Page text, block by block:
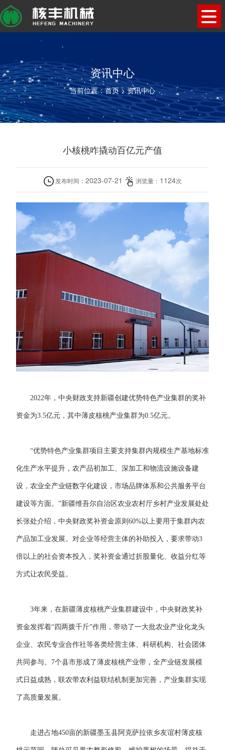
资讯中心
当前位置：首页>资讯中心
小核桃咋撬动百亿元产值
发布时间： 2023-07-21 浏览量： 1124次
2022年，中央财政支持新疆创建优势特色产业集群的奖补
资金为3.5亿元，其中薄皮核桃产业集群为0.5亿元。
“优势特色产业集群项目主要支持集群内规模生产基地标准
化生产水平提升，农产品初加工、深加工和物流设施设备建
设，农业全产业链数字化建设，市场品牌体系和公共服务平台
建设等方面。”新疆维吾尔自治区农业农村厅乡村产业发展处处
长张处介绍，中央财政奖补资金原则60%以上要用于集群内农
产品加工业发展。对企业等经营主体的补助投入，要求带动3
倍以上的社会资本投入，奖补资金通过折股量化、收益分红等
方式让农民受益。
3年来，在新疆薄皮核桃产业集群建设中，中央财政奖补
资金发挥着“四两拨千斤”作用，带动了一大批农业产业化龙头
企业、农民专业合作社等各类经营主体、科研机构、社会团体
共同参与。7个县市形成了薄皮核桃产业带，全产业链发展模
式日益成熟，联农带农利益联结机制更加完善，产业集群实现
了高质量发展。
走进占地450亩的新疆墨玉县阿克萨拉依乡友谊村薄皮核